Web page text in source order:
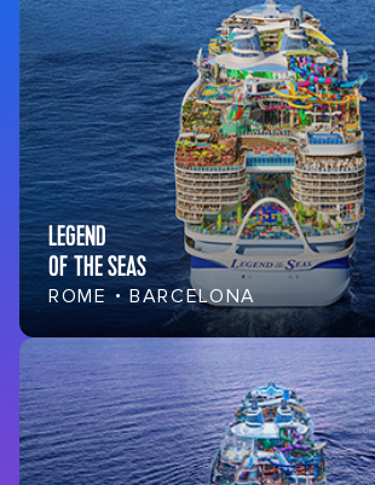
LEGEND
OF THE SEAS
ROME • BARCELONA